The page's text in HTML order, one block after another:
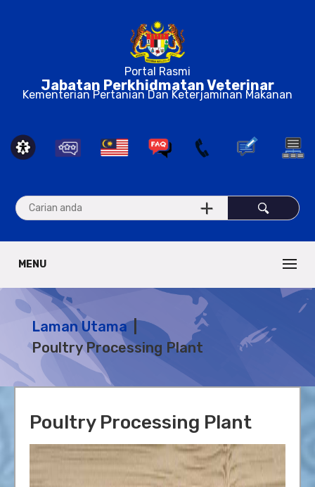
Portal Rasmi
Jabatan Perkhidmatan Veterinar
Kementerian Pertanian Dan Keterjaminan Makanan
MENU
Laman Utama
Poultry Processing Plant
Poultry Processing Plant